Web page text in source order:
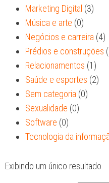
Marketing Digital (3)
Música e arte (0)
Negócios e carreira (4)
Prédios e construções
Relacionamentos (1)
Saúde e esportes (2)
Sem categoria (0)
Sexualidade (0)
Software (0)
Tecnologia da
Exibindo um único resultado